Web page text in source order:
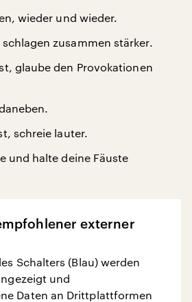
wieder und wieder.
zusammen stärker.
glaube den Provokationen
schreie lauter.
und halte deine Fäuste
externer
Schalters (Blau) werden
und
Daten an Drittplattformen